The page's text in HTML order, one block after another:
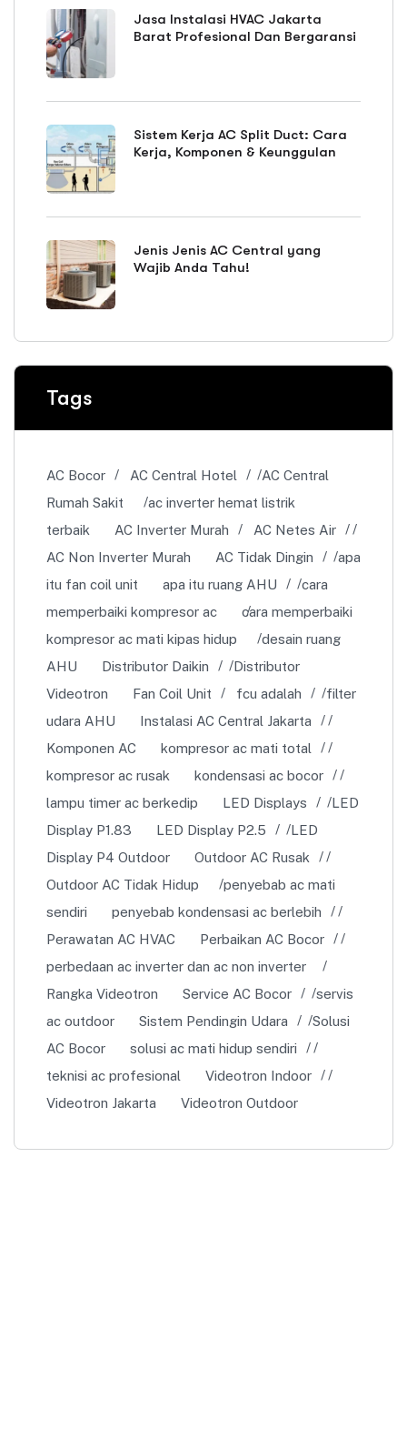
Jasa Instalasi HVAC Jakarta
Barat Profesional Dan Bergaransi
Sistem Kerja AC Split Duct: Cara
Kerja, Komponen & Keunggulan
Jenis Jenis AC Central yang
Wajib Anda Tahu!
Tags
AC Bocor AC Central Hotel
AC Central
Rumah Sakit
ac inverter hemat listrik
terbaik
AC Inverter Murah
AC Netes Air
AC Non Inverter Murah
AC Tidak Dingin
apa
itu fan coil unit
apa itu ruang AHU
cara
memperbaiki kompresor ac
cara memperbaiki
kompresor ac mati kipas hidup
desain ruang
AHU
Distributor Daikin
Distributor
Videotron
Fan Coil Unit fcu adalah
filter
udara AHU
Instalasi AC Central Jakarta
Komponen AC
kompresor ac mati total
kompresor ac rusak
kondensasi ac bocor
lampu timer ac berkedip
LED Displays
LED
Display P1.83
LED Display P2.5
LED
Display P4 Outdoor
Outdoor AC Rusak
Outdoor AC Tidak Hidup
penyebab ac mati
sendiri
penyebab kondensasi ac berlebih
Perawatan AC HVAC
Perbaikan AC Bocor
perbedaan ac inverter dan ac non inverter
Rangka Videotron
Service AC Bocor
servis
ac outdoor
Sistem Pendingin Udara
Solusi
AC Bocor
solusi ac mati hidup sendiri
teknisi ac profesional
Videotron Indoor
Videotron Jakarta
Videotron Outdoor